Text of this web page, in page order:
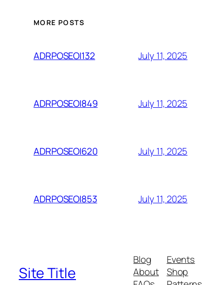
MORE POSTS
ADRPOSEOI132 July 11, 2025
ADRPOSEOI849 July 11, 2025
ADRPOSEOI620 July 11, 2025
ADRPOSEOI853 July 11, 2025
Site Title
Blog
About
Events
Shop